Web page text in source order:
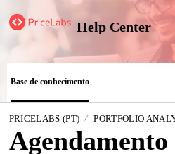
Help Center
Base de conhecimento
PRICELABS (PT) PORTFOLIO